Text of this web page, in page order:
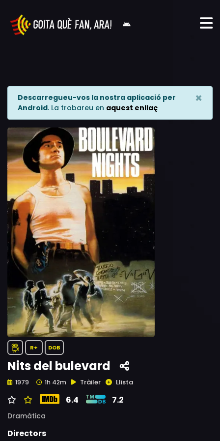
Descarregueu-vos la nostra aplicació per
Android. La trobareu en aquest enllaç
×
R+ DOB
Nits del bulevard
1979 1h 42m Tràiler Llista
6.4 7.2
Dramàtica
Directors